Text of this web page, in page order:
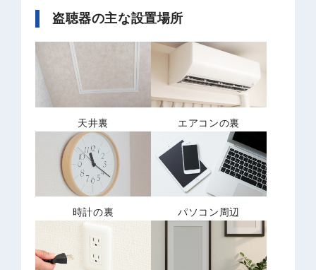
盗聴器の主な設置場所
天井裏 エアコンの裏
時計の裏 パソコン周辺